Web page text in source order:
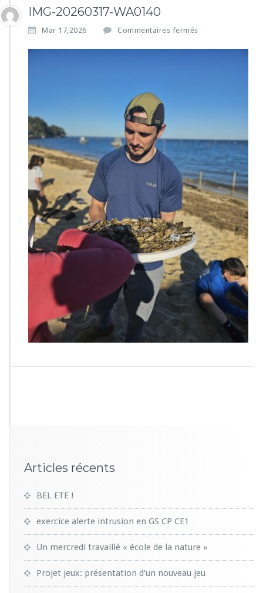
IMG-20260317-WA0140
Mar 17,2026 Commentaires fermés
6
0
3
1
7
-
W
A
0
1
4
0
Articles récents
BEL ETE !
exercice alerte intrusion en GS CP CE1
Un mercredi travaillé « école de la nature »
Projet jeux: présentation d’un nouveau jeu